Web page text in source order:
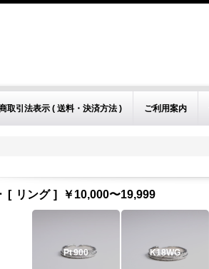
取引法表示 ( 送料・決済方法 ) ご利用案内
[ リング ] ￥10,000〜19,999
Pt900 K18WG